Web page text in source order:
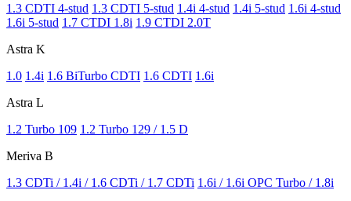
1.3 CDTI 4-stud 1.3 CDTI 5-stud 1.4i 4-stud 1.4i 5-stud 1.6i 4-stud
1.6i 5-stud 1.7 CTDI 1.8i 1.9 CTDI 2.0T
Astra K
1.0 1.4i 1.6 BiTurbo CDTI 1.6 CDTI 1.6i
Astra L
1.2 Turbo 109 1.2 Turbo 129 / 1.5 D
Meriva B
1.3 CDTi / 1.4i / 1.6 CDTi / 1.7 CDTi 1.6i / 1.6i OPC Turbo / 1.8i